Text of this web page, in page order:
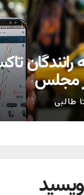
مجلس
طالبی